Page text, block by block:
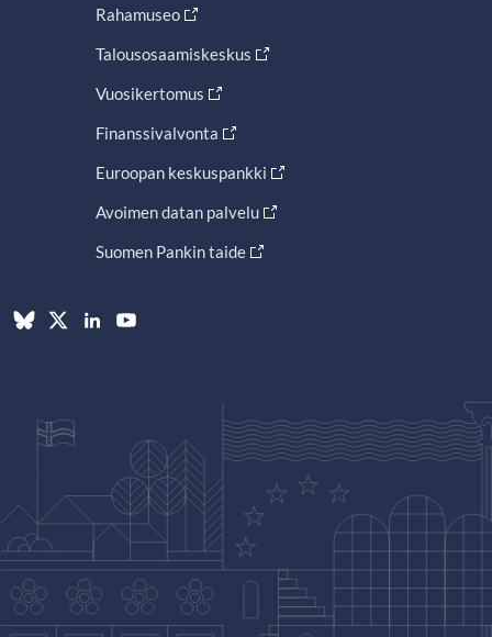
Rahamuseo
Talousosaamiskeskus
Vuosikertomus
Finanssivalvonta
Euroopan keskuspankki
Avoimen datan palvelu
Suomen Pankin taide